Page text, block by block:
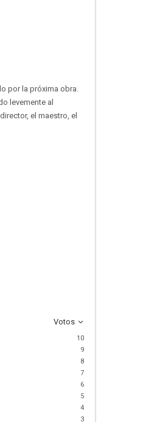
por la próxima obra.
levemente al
el maestro, el
Votos
10
9
8
7
6
5
4
3